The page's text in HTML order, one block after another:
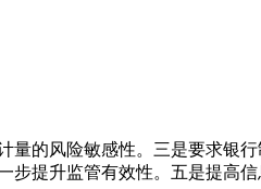
的风险敏感性。三是要求银
步提升监管有效性。五是提高